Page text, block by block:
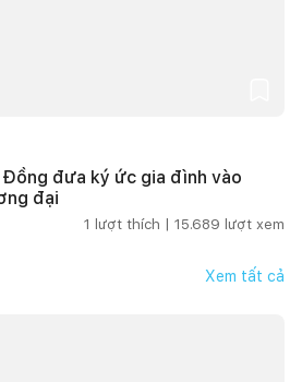
Đồng đưa ký ức gia đình vào
đại
1 lượt thích | 15.689 lượt xem
Xem tất cả